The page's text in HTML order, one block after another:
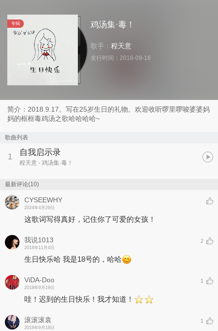
专辑 鸡汤集·毒！
歌手： 程天意
发行时间： 2018-09-16
简介：2018.9.17。写在25岁生日的礼物。欢迎收听啰里啰唆婆婆妈
妈的框框毒鸡汤之歌哈哈哈哈~
歌曲列表
1 自我启示录
程天意 - 鸡汤集·毒！
最新评论(10)
CYSEEWHY
2024年4月29日
这歌词写得真好，记住你了可爱的女孩！
我说1013
2018年11月4日
2
生日快乐哈 我是18号的，哈哈
ViDA-Doo
2018年9月19日
1
哇！迟到的生日快乐！我才知道！
滚滚滚袁
2018年9月18日
1